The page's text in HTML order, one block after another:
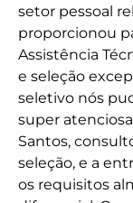
setor pessoal
proporcionou
Assistência
e seleção
seletivo nós
super
Santos,
seleção, e a
os requisitos